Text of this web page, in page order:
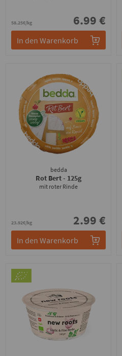
58.25€/kg 6.99 €
In den Warenkorb
bedda
Rot Bert- 125g
mit roter Rinde
23.92€/kg 2.99 €
In den Warenkorb